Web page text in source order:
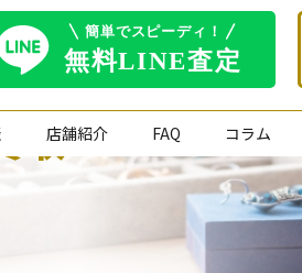
店舗紹介 FAQ コラム
取